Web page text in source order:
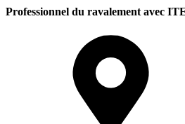
Professionnel du ravalement avec